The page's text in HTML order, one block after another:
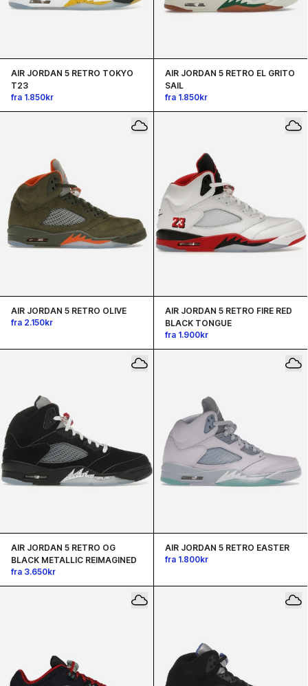
AIR JORDAN 5 RETRO TOKYO
T23
fra 1.850kr
AIR JORDAN 5 RETRO EL GRITO
SAIL
fra 1.850kr
AIR JORDAN 5 RETRO OLIVE
fra 2.150kr
AIR JORDAN 5 RETRO FIRE RED
BLACK TONGUE
fra 1.900kr
AIR JORDAN 5 RETRO OG
BLACK METALLIC REIMAGINED
fra 3.650kr
AIR JORDAN 5 RETRO EASTER
fra 1.800kr
Hemmelig